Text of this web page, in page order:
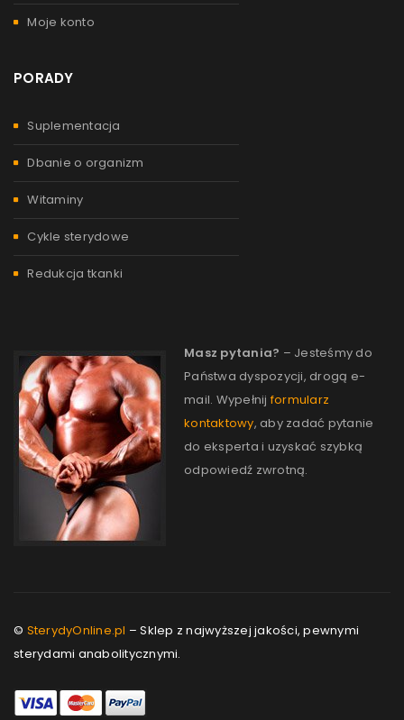
Moje konto
PORADY
Suplementacja
Dbanie o organizm
Witaminy
Cykle sterydowe
Redukcja tkanki
Masz pytania? – Jesteśmy do
Państwa dyspozycji, drogą e-
mail. Wypełnijformularz
kontaktowy, aby zadać pytanie
do eksperta i uzyskać szybką
odpowiedź zwrotną.
© SterydyOnline.pl – Sklep z najwyższej jakości, pewnymi
sterydami anabolitycznymi.